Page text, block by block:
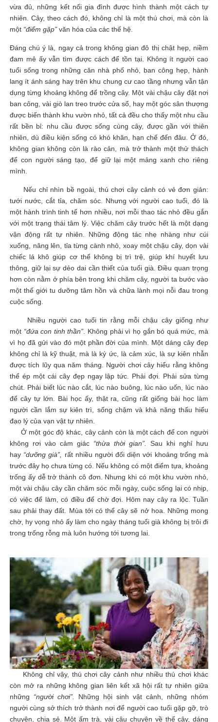
vừa đủ, những kết nối gia đình được hình thành một cách tự
nhiên. Cây, theo cách đó, không chỉ là một thú chơi, mà còn là
một “điểm gặp” văn hóa của các thế hệ.
Đáng chú ý là, ngay cả trong không gian đô thị chật hẹp, niềm
đam mê ấy vẫn tìm được cách để tồn tại. Không ít người cao
tuổi sống trong những căn nhà phố nhỏ, ban công hẹp, hành
lang ít ánh sáng hay trên khu chung cư cao tầng nhưng vẫn tận
dụng từng khoảng không để trồng cây. Một vài chậu cây đặt nơi
ban công, vài giò lan treo trước cửa sổ, hay một góc sân thượng
được biến thành khu vườn nhỏ, tất cả đều cho thấy một nhu cầu
rất bền bỉ: nhu cầu được sống cùng cây, được gần với thiên
nhiên, dù điều kiện sống có khó khăn, hạn chế đến đâu. Ở đó,
không gian không còn là rào cản, mà trở thành một thử thách
để con người sáng tạo, để giữ lại một mảng xanh cho riêng
mình.
Nếu chỉ nhìn bề ngoài, thú chơi cây cảnh có vẻ đơn giản:
tưới nước, cắt tỉa, chăm sóc. Nhưng với người cao tuổi, đó là
một hành trình tinh tế hơn nhiều, nơi mỗi thao tác nhỏ đều gắn
với một trạng thái tâm lý. Việc chăm cây trước hết là một dạng
vận động rất tự nhiên. Những động tác nhẹ nhàng như cúi
xuống, nâng lên, tỉa từng cành nhỏ, xoay một chậu cây, dọn vài
chiếc lá khô giúp cơ thể không bị trì trệ, giúp khí huyết lưu
thông, giữ lại sự dẻo dai cần thiết của tuổi già. Điều quan trọng
hơn còn nằm ở phía bên trong khi chăm cây, người ta bước vào
một thế giới tu dưỡng tâm hồn và chữa lành mọi nỗi đau trong
cuộc sống.
Nhiều người cao tuổi tin rằng mỗi chậu cây giống như
một “đứa con tinh thần” . Không phải vì họ gắn bó quá mức, mà
vì họ đã gửi vào đó một phần đời của mình. Một dáng cây đẹp
không chỉ là kỹ thuật, mà là ký ức, là cảm xúc, là sự kiên nhẫn
được tích lũy qua năm tháng. Người chơi cây hiểu rằng không
thể ép một cái cây đẹp ngay lập tức. Phải đợi. Phải sửa từng
chút. Phải biết lúc nào cắt, lúc nào buông, lúc nào uốn, lúc nào
để cây tự lớn. Bài học ấy, thật ra, cũng rất giống bài học làm
người cần lắm sự kiên trì, sống chậm và khả năng thấu hiểu
đạo lý của vạn vật tự nhiên.
Ở một góc độ khác, cây cảnh còn là một cách để con người
không rơi vào cảm giác “thừa thời gian”. Sau khi nghỉ hưu
hay “dưỡng già”,
rất nhiều người đối diện với khoảng trống mà
trước đây họ chưa từng có. Nếu không có một điểm tựa, khoảng
trống ấy dễ trở thành cô đơn. Nhưng khi có một khu vườn nhỏ,
một vài chậu cây cần chăm sóc mỗi ngày, cuộc sống lại có nhịp,
có việc để làm, có điều để chờ đợi. Hôm nay cây ra lộc. Tuần
sau phải thay đất. Mùa tới có thể cây sẽ nở hoa. Những mong
chờ, hy vọng nhỏ ấy làm cho ngày tháng tuổi già không bị trôi đi
trong trống rỗng mà luôn hướng tới tương lai.
Không chỉ vậy, thú chơi cây cảnh như nhiều thú chơi khác
còn mở ra những không gian liên kết xã hội rất tự nhiên giữa
những “người chơi”.
Những hội sinh vật cảnh, những nhóm
người cùng sở thích trở thành nơi để người cao tuổi gặp gỡ, trò
chuyện, chia sẻ. Một ấm trà, vài câu chuyện về thế cây, dáng